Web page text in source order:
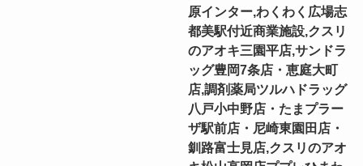
原インター,わくわく広場志
都美駅付近商業施設,クスリ
のアオキ三園平店,サンドラ
ッグ豊岡7条店・恵庭大町
店,調剤薬局ツルハドラッグ
八戸小中野店・たまプラー
ザ駅前店・尼崎東園田店・
釧路富士見店,クスリのアオ